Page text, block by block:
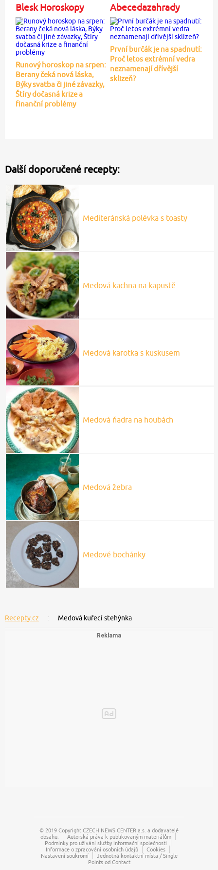
Blesk Horoskopy
Runový horoskop na srpen:
Berany čeká nová láska,
Býky svatba či jiné závazky,
Štíry dočasná krize a
finanční problémy
Abecedazahrady
První burčák je na spadnutí:
Proč letos extrémní vedra
neznamenají dřívější
sklizeň?
Další doporučené recepty:
Mediteránská polévka s toasty
Medová kachna na kapustě
Medová karotka s kuskusem
Medová ňadra na houbách
Medová žebra
Medové bochánky
Recepty.cz Medová kuřecí stehýnka
© 2019 Copyright CZECH NEWS CENTER a.s. a dodavatelé
obsahu.
Autorská práva k publikovaným materiálům
Podmínky pro užívání služby informační společnosti
Informace o zpracování osobních údajů
Cookies
Nastavení soukromí
Jednotná kontaktní místa / Single
Points od Contact